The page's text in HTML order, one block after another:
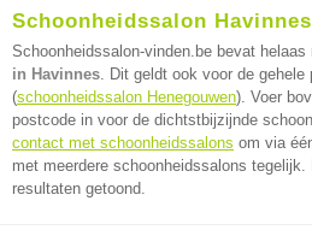
Schoonheidssalon Havinnes
Schoonheidssalon-vinden.be bevat helaas
in Havinnes. Dit geldt ook voor de gehele
(schoonheidssalon Henegouwen). Voer
postcode in voor de dichtstbijzijnde
contact met schoonheidssalons om via
met meerdere schoonheidssalons tegelijk.
resultaten getoond.